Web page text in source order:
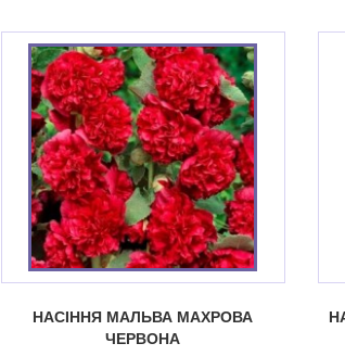
НАСІННЯ МАЛЬВА МАХРОВА
ЧЕРВОНА